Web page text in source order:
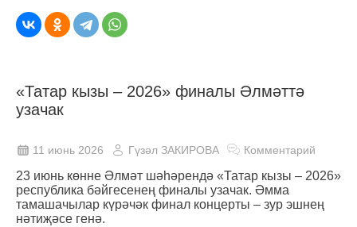
«Татар кызы – 2026» финалы Әлмәттә
узачак
11 июнь 2026 Гүзәл ЗАКИРОВА Комментарий
23 июнь көнне Әлмәт шәһәрендә «Татар кызы – 2026»
республика бәйгесенең финалы узачак. Әмма
тамашачылар күрәчәк финал концерты – зур эшнең
нәтиҗәсе генә.